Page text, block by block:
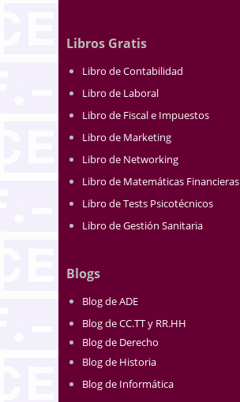
Libros Gratis
Libro de Contabilidad
Libro de Laboral
Libro de Fiscal e Impuestos
Libro de Marketing
Libro de Networking
Libro de Matemáticas Financieras
Libro de Tests Psicotécnicos
Libro de Gestión Sanitaria
Blogs
Blog de ADE
Blog de CC.TT y RR.HH
Blog de Derecho
Blog de Historia
Blog de Informática